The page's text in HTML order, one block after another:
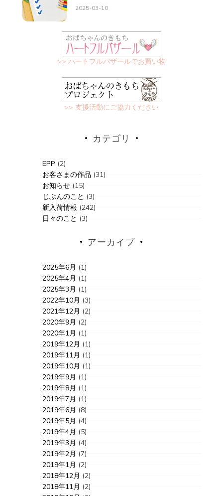
2025-03-10
>> ハートフルバザールでお買い物
>> 支援活動にご協力ください
カテゴリ
EPP (2)
お客さまの作品 (31)
お知らせ(15)
じぶんのこと (3)
新入荷情報 (242)
日々のこと (3)
アーカイブ
2025年6月 (1)
2025年4月 (1)
2025年3月 (1)
2022年10月 (3)
2021年12月 (2)
2020年9月 (2)
2020年1月 (1)
2019年12月 (1)
2019年11月 (1)
2019年10月 (1)
2019年9月 (1)
2019年8月 (1)
2019年7月 (1)
2019年6月 (8)
2019年5月 (4)
2019年4月 (5)
2019年3月 (4)
2019年2月 (7)
2019年1月 (2)
2018年12月 (2)
2018年11月 (2)